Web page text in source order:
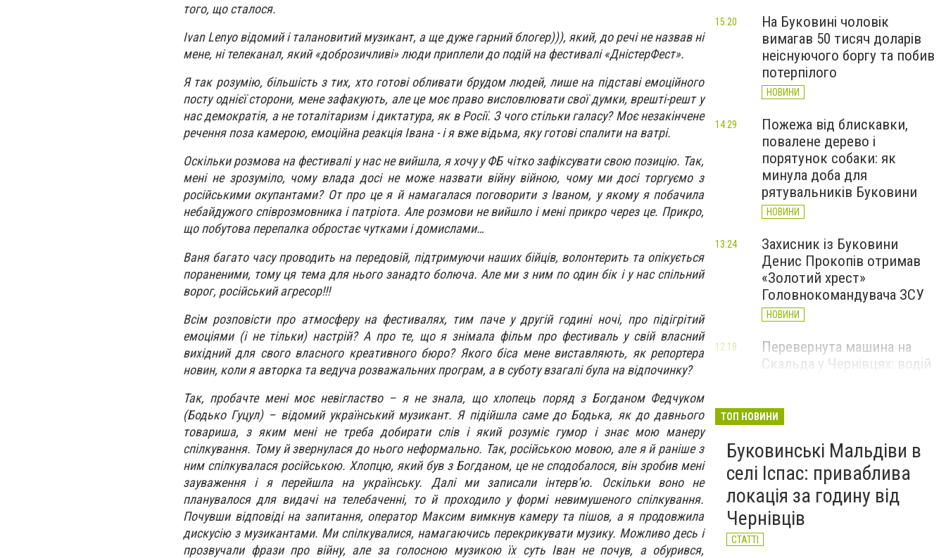
того, що сталося.
Ivan Lenyo відомий і талановитий музикант, а ще дуже гарний блогер))), який, до речі не назвав ні
мене, ні телеканал, який «доброзичливі» люди приплели до подій на фестивалі «ДністерФест».
Я так розумію, більшість з тих, хто готові обливати брудом людей, лише на підставі емоційного
посту однієї сторони, мене зафакують, але це моє право висловлювати свої думки, врешті-решт у
нас демократія, а не тоталітаризм і диктатура, як в Росії. З чого стільки галасу? Моє незакінчене
речення поза камерою, емоційна реакція Івана - і я вже відьма, яку готові спалити на ватрі.
Оскільки розмова на фестивалі у нас не вийшла, я хочу у ФБ чітко зафіксувати свою позицію. Так,
мені не зрозуміло, чому влада досі не може назвати війну війною, чому ми досі торгуємо з
російськими окупантами? От про це я й намагалася поговорити з Іваном, у якому я побачила
небайдужого співрозмовника і патріота. Але розмови не вийшло і мені прикро через це. Прикро,
що побутова перепалка обростає чутками і домислами…
Ваня багато часу проводить на передовій, підтримуючи наших бійців, волонтерить та опікується
пораненими, тому ця тема для нього занадто болюча. Але ми з ним по один бік і у нас спільний
ворог, російський агресор!!!
Всім розповісти про атмосферу на фестивалях, тим паче у другій годині ночі, про підігрітий
емоціями (і не тільки) настрій? А про те, що я знімала фільм про фестиваль у свій власний
вихідний для свого власного креативного бюро? Якого біса мене виставляють, як репортера
новин, коли я авторка та ведуча розважальних програм, а в суботу взагалі була на відпочинку?
Так, пробачте мені моє невігластво – я не знала, що хлопець поряд з Богданом Федчуком
(Бодько Гуцул) – відомий український музикант. Я підійшла саме до Бодька, як до давнього
товариша, з яким мені не треба добирати слів і який розуміє гумор і знає мою манеру
спілкування. Тому й звернулася до нього неформально. Так, російською мовою, але я й раніше з
ним спілкувалася російською. Хлопцю, який був з Богданом, це не сподобалося, він зробив мені
зауваження і я перейшла на українську. Далі ми записали інтерв’ю. Оскільки воно не
планувалося для видачі на телебаченні, то й проходило у формі невимушеного спілкування.
Почувши відповіді на запитання, оператор Максим вимкнув камеру та пішов, а я продовжила
дискусію з музикантами. Ми спілкувалися, намагаючись перекрикувати музику. Можливо десь і
прозвучали фрази про війну, але за голосною музикою їх суть Іван не почув, а обурився,
На Буковині чоловік
вимагав 50 тисяч доларів
неіснуючого боргу та побив
потерпілого
НОВИНИ
15:20
Пожежа від блискавки,
повалене дерево і
порятунок собаки: як
минула доба для
рятувальників Буковини
НОВИНИ
14:29
Захисник із Буковини
Денис Прокопів отримав
«Золотий хрест»
Головнокомандувача ЗСУ
НОВИНИ
13:24
Перевернута машина на
Скальда у Чернівцях: водій
12:18
зафіксували новий
історичний температурний
максимум
НОВИНИ
ТОП НОВИНИ
Буковинські Мальдіви в
селі Іспас: приваблива
локація за годину від
Чернівців
СТАТТІ